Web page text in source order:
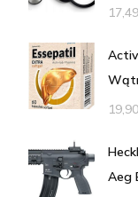
17,49
19,90
Aeg